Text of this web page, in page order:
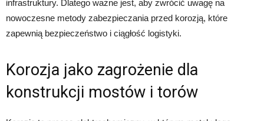
infrastruktury. Dlatego ważne jest, aby zwrócić uwagę na
nowoczesne metody zabezpieczania przed korozją, które
zapewnią bezpieczeństwo i ciągłość logistyki.
Korozja jako zagrożenie dla
konstrukcji mostów i torów